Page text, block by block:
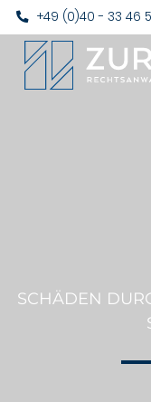
+49 (0)40 - 33 46
SCHÄDEN